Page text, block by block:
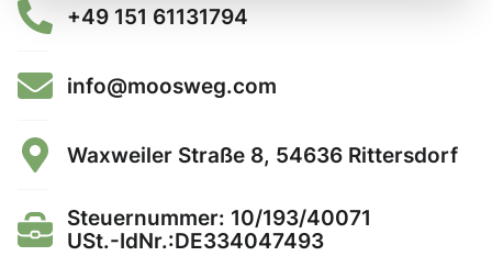
+49 151 61131794
info@moosweg.com
Waxweiler Straße 8, 54636 Rittersdorf
Steuernummer: 10/193/40071
USt.-IdNr.:DE334047493